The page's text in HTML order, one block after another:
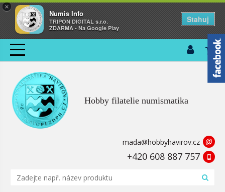
×
Numis Info
TRIPON DIGITAL s.r.o.
ZDARMA - Na Google Play
Stahuj
Hobby filatelie numismatika
mada@hobbyhavirov.cz @
+420 608 887 757